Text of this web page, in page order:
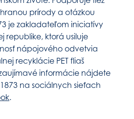
prírody a otázkou
je zakladateľom iniciatívy
republike, ktorá usiluje
nápojového odvetvia
recyklácie PET fliaš
informácie nájdete
na sociálnych sieťach
.